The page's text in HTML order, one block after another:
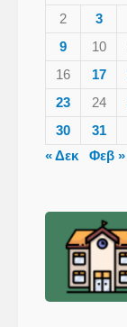
2
3
9
10
16
17
23
24
30
31
« Δεκ
Φεβ »